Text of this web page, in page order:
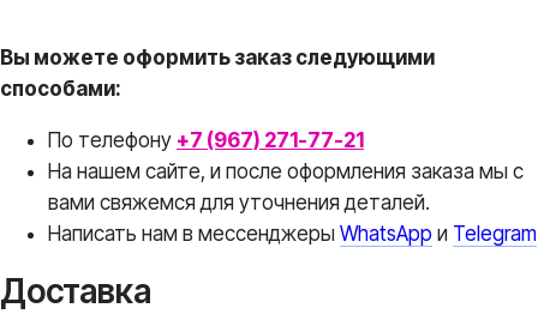
Вы можете оформить заказ следующими
способами:
По телефону +7 (967) 271-77-21
На нашем сайте, и после оформления заказа мы с
вами свяжемся для уточнения деталей.
Написать нам в месcенджеры WhatsApp и Telegram
Доставка